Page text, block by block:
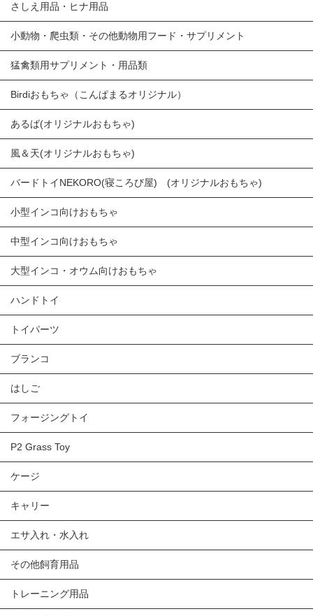
さしえ用品・ヒナ用品
小動物・爬虫類・その他動物用フード・サプリメント
猛禽類用サプリメント・用品類
Birdiおもちゃ（こんぱまるオリジナル）
あるば(オリジナルおもちゃ)
風＆天(オリジナルおもちゃ)
バードトイNEKORO(寝ころび屋) (オリジナルおもちゃ)
小型インコ向けおもちゃ
中型インコ向けおもちゃ
大型インコ・オウム向けおもちゃ
ハンドトイ
トイパーツ
ブランコ
はしご
フォージングトイ
P2 Grass Toy
ケージ
キャリー
エサ入れ・水入れ
その他飼育用品
トレーニング用品